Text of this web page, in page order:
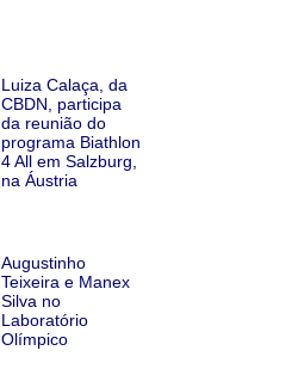
Luiza Calaça, da
CBDN, participa
da reunião do
programa Biathlon
4 All em Salzburg,
na Áustria
Augustinho
Teixeira e Manex
Silva no
Laboratório
Olímpico